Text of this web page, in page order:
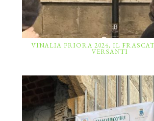
VINALIA PRIORA 2024, IL
VERSANTI